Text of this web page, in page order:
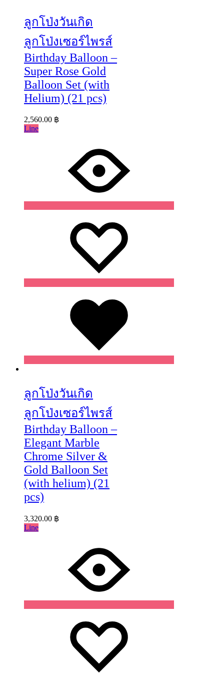
ลูกโป่งวันเกิด
ลูกโป่งเซอร์ไพรส์
Birthday Balloon –
Super Rose Gold
Balloon Set (with
Helium) (21 pcs)
2,560.00 ฿
Line
ลูกโป่งวันเกิด
ลูกโป่งเซอร์ไพรส์
Birthday Balloon –
Elegant Marble
Chrome Silver &
Gold Balloon Set
(with helium) (21
pcs)
3,320.00 ฿
Line